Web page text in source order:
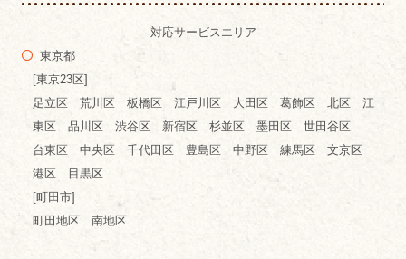
対応サービスエリア
東京都
[東京23区]
足立区 荒川区 板橋区 江戸川区 大田区 葛飾区 北区 江
東区 品川区 渋谷区 新宿区 杉並区 墨田区 世田谷区
台東区 中央区 千代田区 豊島区 中野区 練馬区 文京区
港区 目黒区
[町田市]
町田地区 南地区